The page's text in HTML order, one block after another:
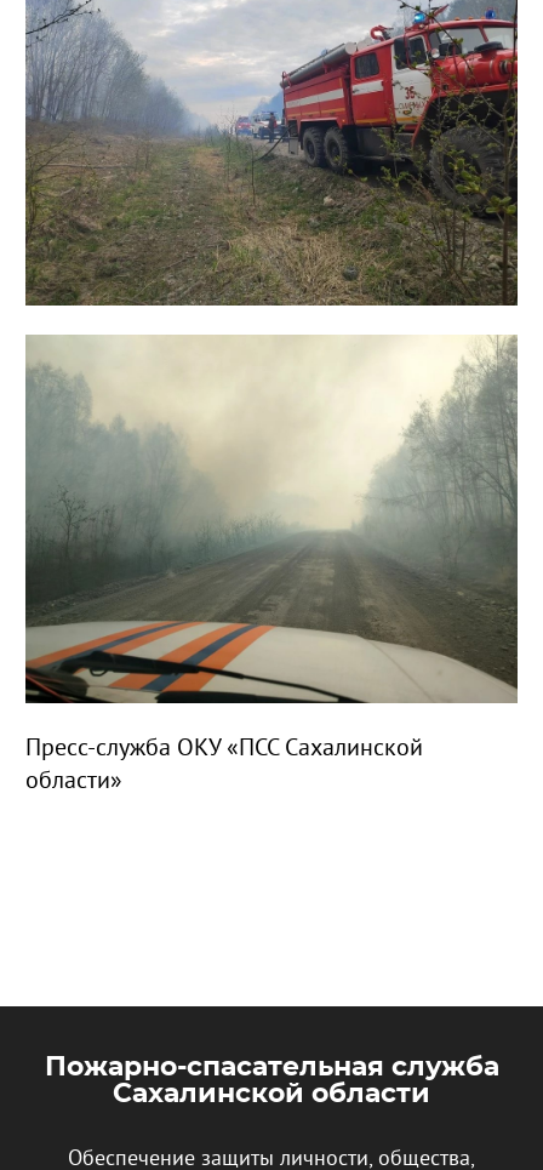
Пресс-служба ОКУ «ПСССахалинской
области»
Пожарно-спасательная служба
Сахалинской области
Обеспечение защиты личности, общества,